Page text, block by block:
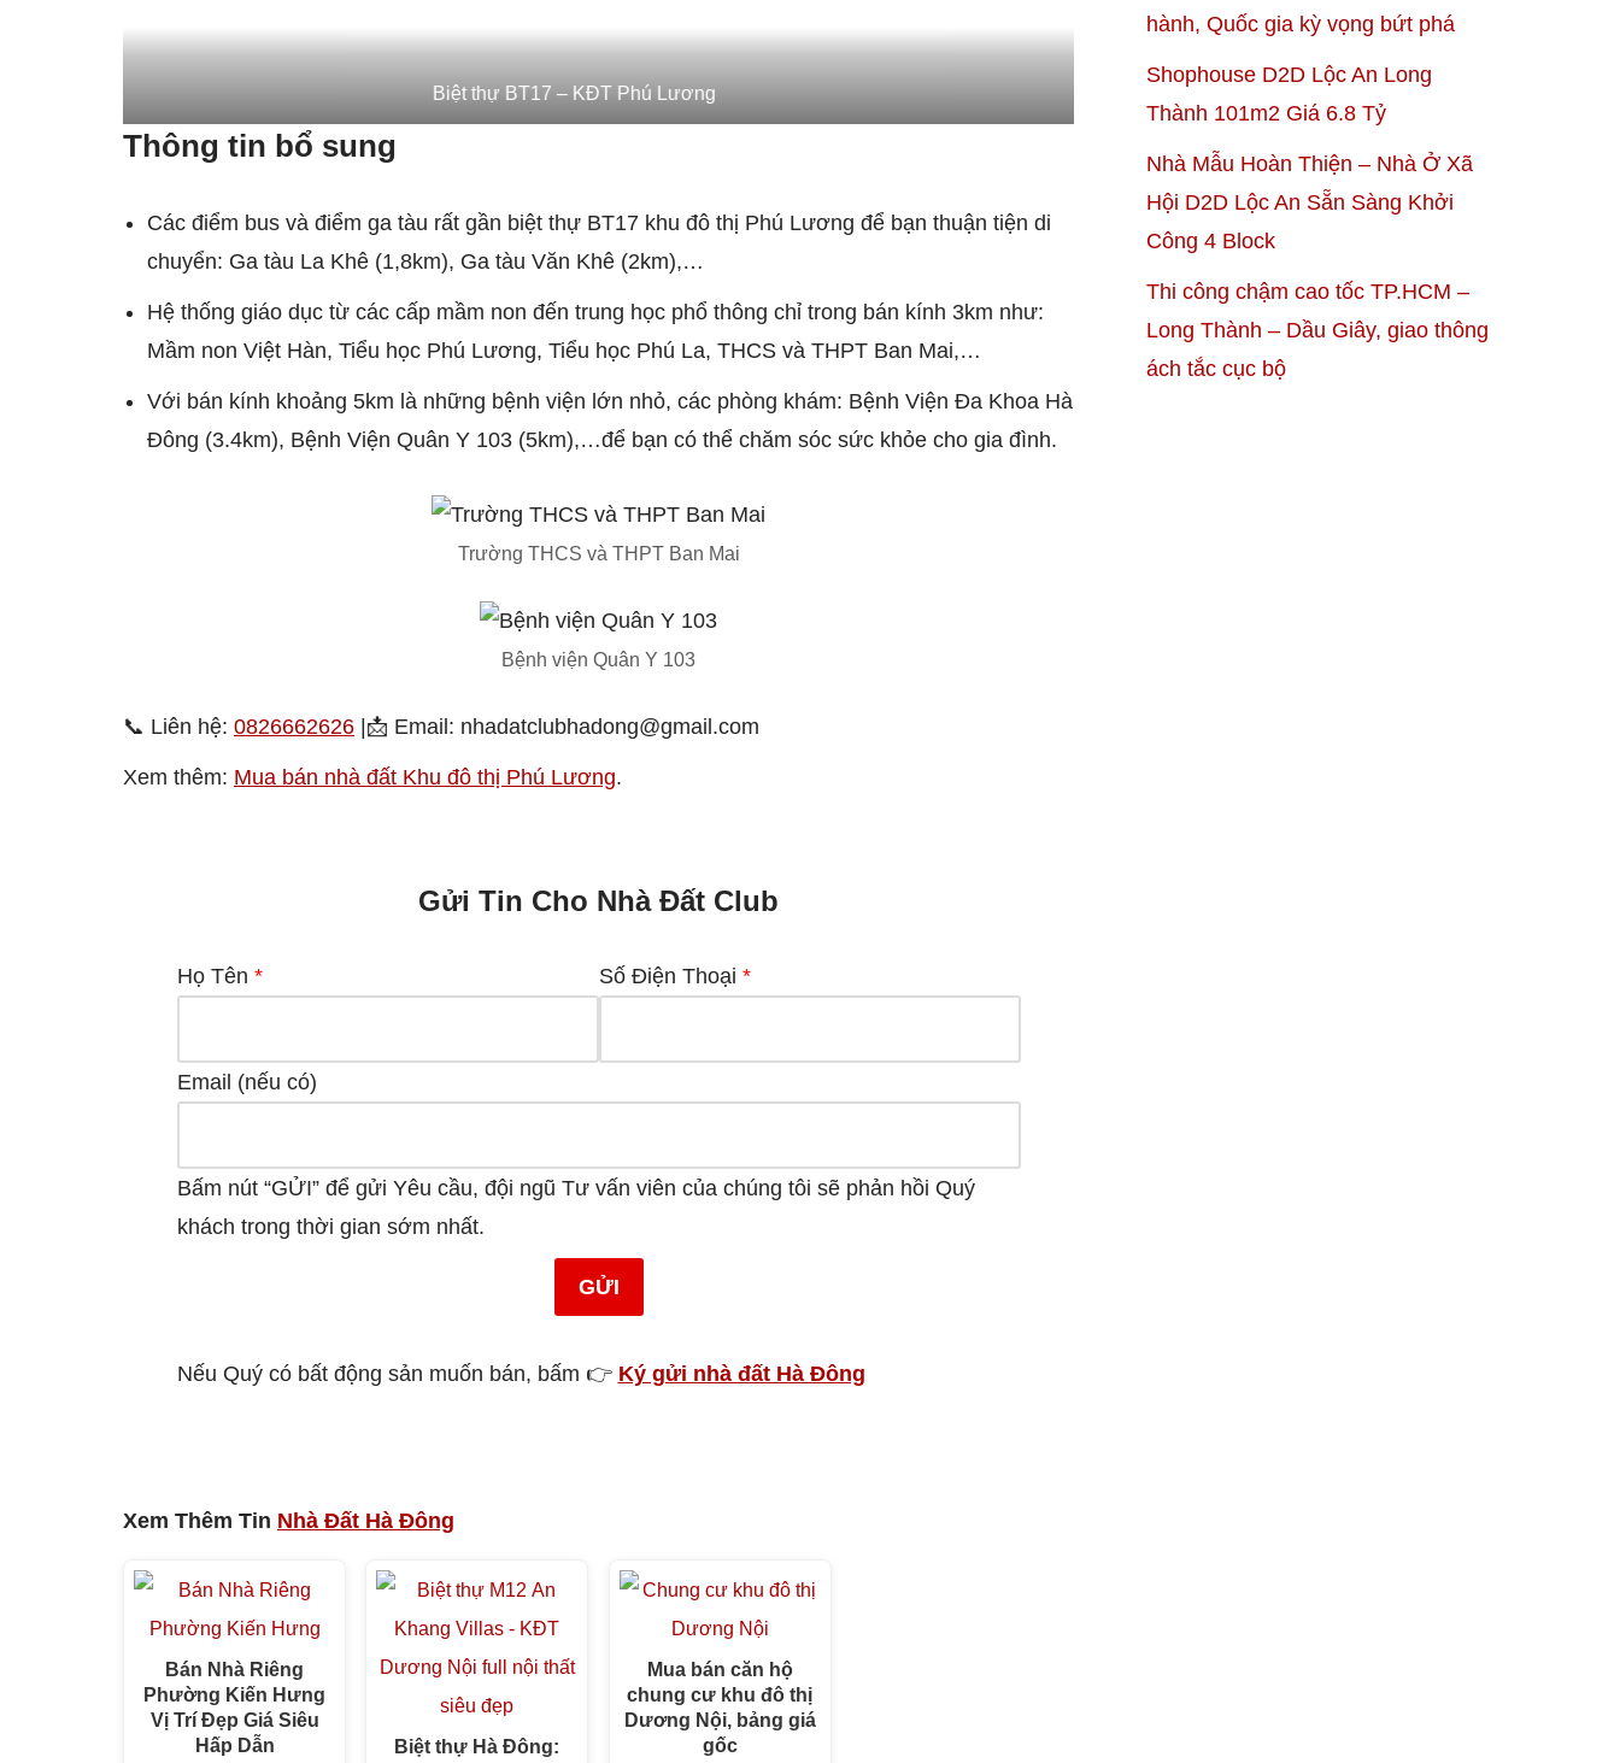
Mặt đường biệt thự BT17 – KĐT Phú Lương Biệt thự BT17 – KĐT
Thông tin bổ sung
Các điểm bus và điểm ga tàu rất gần biệt thự BT17 khu đô thị Phú Lương để bạn thuận tiện di
chuyển: Ga tàu La Khê (1,8km), Ga tàu Văn Khê (2km),…
Hệ thống giáo dục từ các cấp mầm non đến trung học phổ thông chỉ trong bán kính 3km như:
Mầm non Việt Hàn, Tiểu học Phú Lương, Tiểu học Phú La, THCS và THPT Ban Mai,…
Với bán kính khoảng 5km là những bệnh viện lớn nhỏ, các phòng khám: Bệnh Viện Đa Khoa Hà
Đông (3.4km), Bệnh Viện Quân Y 103 (5km),…để bạn có thể chăm sóc sức khỏe cho gia đình.
Trường THCS và THPT Ban Mai
Bệnh viện Quân Y 103
📞 Liên hệ: 0826662626 |📩 Email: nhadatclubhadong@gmail.com
Xem thêm: Mua bán nhà đất Khu đô thị Phú Lương.
Gửi Tin Cho Nhà Đất Club
Họ Tên * Số Điện Thoại *
Email (nếu có)
Bấm nút “GỬI” để gửi Yêu cầu, đội ngũ Tư vấn viên của chúng tôi sẽ phản hồi Quý
khách trong thời gian sớm nhất.
GỬI
Nếu Quý có bất động sản muốn bán, bấm 👉 Ký gửi nhà đất Hà Đông
Xem Thêm Tin Nhà Đất Hà Đông
Bán Nhà Riêng
Phường Kiến Hưng
Vị Trí Đẹp Giá Siêu
Hấp Dẫn
Biệt thự Hà Đông:
Mua bán căn hộ
chung cư khu đô thị
Dương Nội, bảng giá
gốc
hành, Quốc gia kỳ vọng bứt phá
Shophouse D2D Lộc An Long
Thành 101m2 Giá 6.8 Tỷ
Nhà Mẫu Hoàn Thiện – Nhà Ở Xã
Hội D2D Lộc An Sẵn Sàng Khởi
Công 4 Block
Thi công chậm cao tốc TP.HCM –
Long Thành – Dầu Giây, giao thông
ách tắc cục bộ